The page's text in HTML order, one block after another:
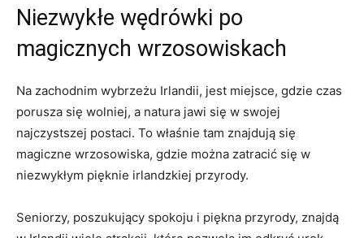
Niezwykłe wędrówki po
magicznych ​wrzosowiskach
Na zachodnim wybrzeżu Irlandii, jest ⁢miejsce, gdzie czas
porusza się wolniej, a natura jawi się w swojej
najczystszej postaci. To właśnie tam znajdują się
magiczne⁤ wrzosowiska, gdzie można zatracić się w
niezwykłym pięknie irlandzkiej przyrody.
Seniorzy, poszukujący spokoju‌ i piękna przyrody, znajdą